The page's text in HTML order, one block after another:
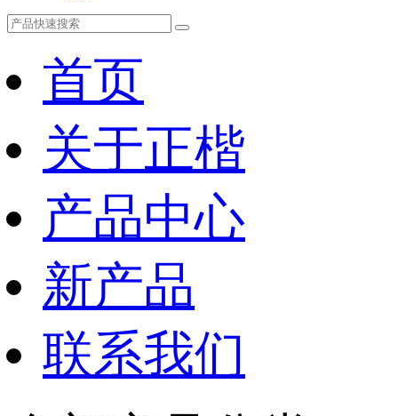
首页
关于正楷
产品中心
新产品
联系我们